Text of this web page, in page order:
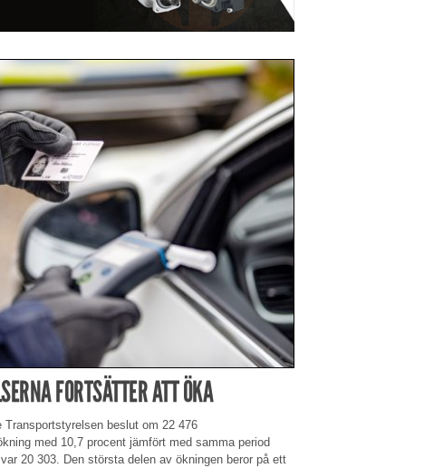
FORTSÄTTER ATT ÖKA
beslut om 22 476
med 10,7 procent jämfört med samma period
20 303. Den största delen av ökningen beror på ett